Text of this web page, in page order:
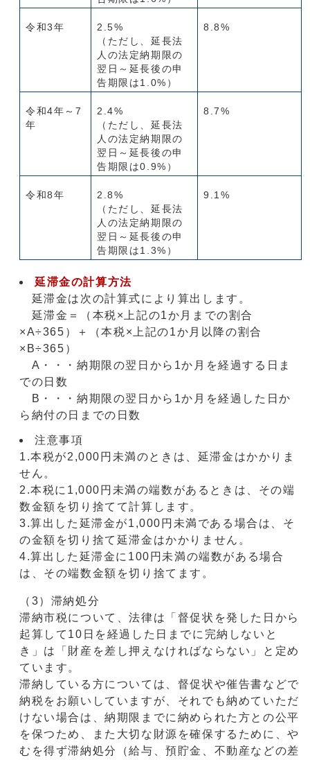
令和3年
2.5%
（ただし、延長法
人の法定納期限の
翌日～延長後の申
告期限は1.0%）
8.8%
令和4年～7
年
2.4%
（ただし、延長法
人の法定納期限の
翌日～延長後の申
告期限は0.9%）
8.7%
令和8年
2.8%
（ただし、延長法
人の法定納期限の
翌日～延長後の申
告期限は1.3%）
9.1%
延滞金の計算方法
延滞金は次の計算式により算出します。
延滞金＝（本税×上記の1か月までの割合
×A÷365）＋（本税×上記の1か月以降の割合
×B÷365）
A・・・納期限の翌日から1か月を経過する日ま
での日数
B・・・納期限の翌日から1か月を経過した日か
ら納付の日までの日数
注意事項
1.本税が2,000円未満のときは、延滞金はかかりま
せん。
2.本税に1,000円未満の端数があるときは、その端
数金額を切り捨てて計算します。
3.算出した延滞金が1,000円未満である場合は、そ
の金額を切り捨て延滞金はかかりません。
4.算出した延滞金に100円未満の端数がある場合
は、その端数金額を切り捨てます。
（3）滞納処分
滞納市税について、法律は「督促状を発した日から
起算して10日を経過した日までに完納しないと
き」は「財産を差し押えなければならない」と定め
ています。
滞納している方については、督促状や催告書などで
納税をお願いしていますが、それでも納めていただ
けない場合は、納期限までに納められた方との公平
を保つため、また大切な財源を確保するために、や
むを得ず滞納処分（給与、預貯金、不動産などの差